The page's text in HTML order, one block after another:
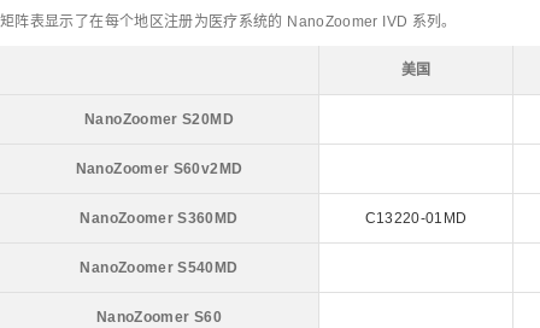
矩阵表显示了在每个地区注册为医疗系统的 NanoZoomer IVD 系列。
美国
NanoZoomer S20MD
NanoZoomer S60v2MD
NanoZoomer S360MD C13220-01MD
NanoZoomer S540MD
NanoZoomer S60